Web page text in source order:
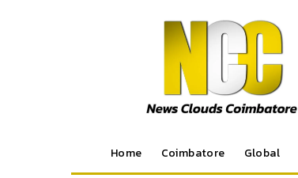
Home Coimbatore Global